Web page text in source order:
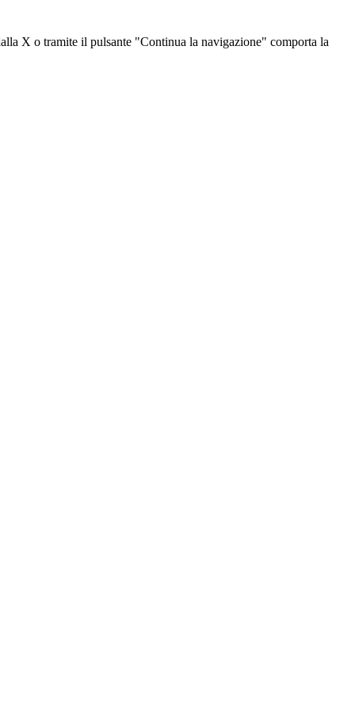
X o tramite il pulsante "Continua la navigazione" comporta la